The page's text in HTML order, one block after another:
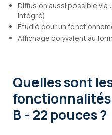
DIffusion aussi possible via
intégré)
Étudié pour un
Affichage polyvalent au
Quelles sont
fonctionnalités
B - 22 pouces ?